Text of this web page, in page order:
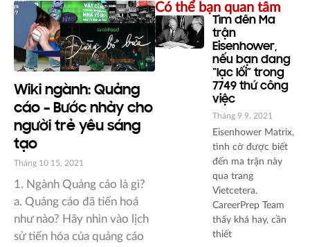
Wiki ngành: Quảng
cáo – Bước nhảy cho
người trẻ yêu sáng
tạo
Tháng 10 15, 2021
1. Ngành Quảng cáo là gì?
a. Quảng cáo đã tiến hoá
như nào? Hãy nhìn vào lịch
sử tiến hóa của quảng cáo
Có thể bạn quan tâm
Tìm đến Ma
trận
Eisenhower,
nếu bạn đang
“lạc lối” trong
7749 thứ công
việc
Tháng 9 9, 2021
Eisenhower Matrix,
tình cờ được biết
đến ma trận này
qua trang
Vietcetera.
CareerPrep Team
thấy khá hay, cần
thiết